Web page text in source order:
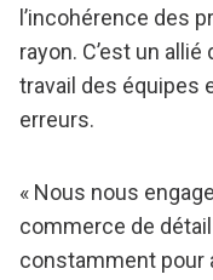
l’incohérence des
rayon. C’est un
travail des équipes
erreurs.
« Nous nous
commerce de
constamment pour